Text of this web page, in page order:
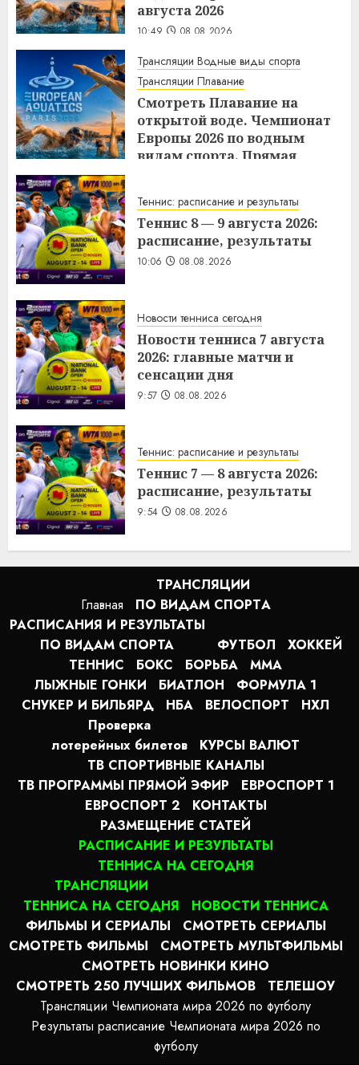
августа 2026
10:49 08.08.2026
Трансляции Водные виды спорта
Трансляции Плавание
Смотреть Плавание на
открытой воде. Чемпионат
Европы 2026 по водным
видам спорта. Прямая
10:46
Теннис: расписание и результаты
Теннис 8 — 9 августа 2026:
расписание, результаты
10:06 08.08.2026
Новости тенниса сегодня
Новости тенниса 7 августа
2026: главные матчи и
сенсации дня
9:57 08.08.2026
Теннис: расписание и результаты
Теннис 7 — 8 августа 2026:
расписание, результаты
9:54 08.08.2026
Главная
ТРАНСЛЯЦИИ
ПО ВИДАМ СПОРТA
РАСПИСАНИЯ И РЕЗУЛЬТАТЫ
ПО ВИДАМ СПОРТА
ФУТБОЛ
ХОККЕЙ
ТЕННИС
БОКС БОРЬБА
MMA
ЛЫЖНЫЕ ГОНКИ
БИАТЛОН
ФОРМУЛА 1
СНУКЕР И БИЛЬЯРД
НБА ВЕЛОСПОРТ
НХЛ
Проверка
лотерейных билетов
КУРСЫ ВАЛЮТ
ТВ СПОРТИВНЫЕ КАНАЛЫ
ТВ ПРОГРАММЫ ПРЯМОЙ ЭФИР
ЕВРОСПОРТ 1
ЕВРОСПОРТ 2
КОНТАКТЫ
РАЗМЕЩЕНИЕ СТАТЕЙ
РАСПИСАНИЕ И РЕЗУЛЬТАТЫ
ТЕННИСА НА СЕГОДНЯ
ТРАНСЛЯЦИИ
ТЕННИСА НА СЕГОДНЯ
НОВОСТИ ТЕННИСА
ФИЛЬМЫ И СЕРИАЛЫ
СМОТРЕТЬ СЕРИАЛЫ
СМОТРЕТЬ ФИЛЬМЫ
СМОТРЕТЬ МУЛЬТФИЛЬМЫ
СМОТРЕТЬ НОВИНКИ КИНО
СМОТРЕТЬ 250 ЛУЧШИХ ФИЛЬМОВ
ТЕЛЕШОУ
Трансляции Чемпионата мира 2026 по футболу
Результаты расписание Чемпионата мира 2026 по
футболу